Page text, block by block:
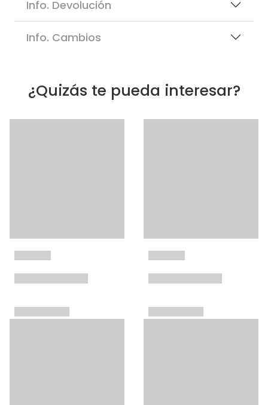
Info. Devolución
Info. Cambios
¿Quizás te pueda interesar?